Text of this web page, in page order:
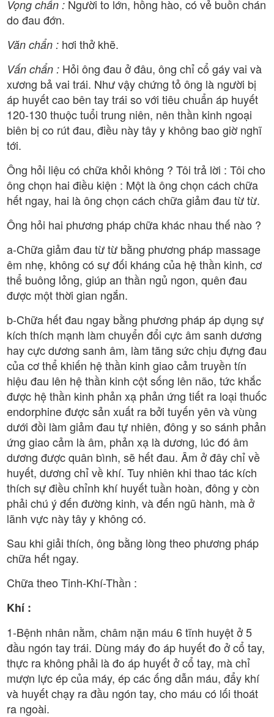
Vọng chẩn : Người to lớn, hồng hào, có vẻ buồn chán
do đau đớn.
Văn chẩn : hơi thở khẽ.
Vấn chẩn : Hỏi ông đau ở đâu, ông chỉ cổ gáy vai và
xương bả vai trái. Như vậy chứng tỏ ông là người bị
áp huyết cao bên tay trái so với tiêu chuẩn áp huyết
120-130 thuộc tuổi trung niên, nên thần kinh ngoại
biên bị co rút đau, điều này tây y không bao giờ nghĩ
tới.
Ông hỏi liệu có chữa khỏi không ? Tôi trả lời : Tôi cho
ông chọn hai điều kiện : Một là ông chọn cách chữa
hết ngay, hai là ông chọn cách chữa giảm đau từ từ.
Ông hỏi hai phương pháp chữa khác nhau thế nào ?
a-Chữa giảm đau từ từ bằng phương pháp massage
êm nhẹ, không có sự đối kháng của hệ thần kinh, cơ
thể buông lỏng, giúp an thần ngủ ngon, quên đau
được một thời gian ngắn.
b-Chữa hết đau ngay bằng phương pháp áp dụng sự
kích thích mạnh làm chuyển đổi cực âm sanh dương
hay cực dương sanh âm, làm tăng sức chịu đựng đau
của cơ thể khiến hệ thần kinh giao cảm truyền tín
hiệu đau lên hệ thần kinh cột sống lên não, tức khắc
được hệ thần kinh phản xạ phản ứng tiết ra loại thuốc
endorphine được sản xuất ra bởi tuyến yên và vùng
dưới đồi làm giảm đau tự nhiên, đông y so sánh phản
ứng giao cảm là âm, phản xạ là dương, lúc đó âm
dương được quân bình, sẽ hết đau. Âm ở đây chỉ về
huyết, dương chỉ về khí. Tuy nhiên khi thao tác kích
thích sự điều chỉnh khí huyết tuần hoàn, đông y còn
phải chú ý đến đường kinh, và đến ngũ hành, mà ở
lãnh vực này tây y không có.
Sau khi giải thích, ông bằng lòng theo phương pháp
chữa hết ngay.
Chữa theo Tinh-Khí-Thần :
Khí :
1-Bệnh nhân nằm, châm nặn máu 6 tĩnh huyệt ở 5
đầu ngón tay trái. Dùng máy đo áp huyết đo ở cổ tay,
thực ra không phải là đo áp huyết ở cổ tay, mà chỉ
mượn lực ép của máy, ép các ống dẫn máu, đẩy khí
và huyết chạy ra đầu ngón tay, cho máu có lối thoát
ra ngoài.